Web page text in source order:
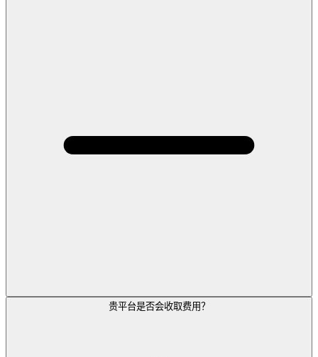
贵平台是否会收取费用？